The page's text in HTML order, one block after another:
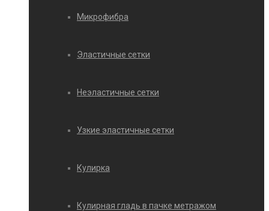
Микрофибра
Эластичные сетки
Неэластичные сетки
Узкие эластичные сетки
Кулирка
Кулирная гладь в пачке метражом